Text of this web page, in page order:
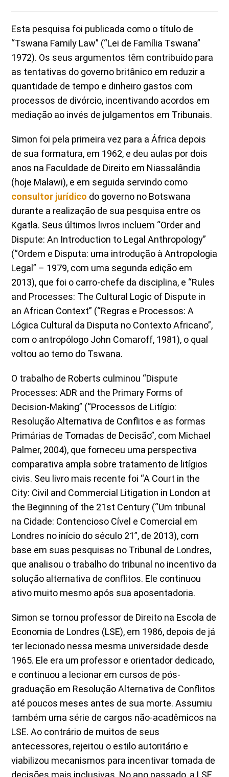
Esta pesquisa foi publicada como o título de
“Tswana Family Law” (“Lei de Família Tswana”
1972). Os seus argumentos têm contribuído para
as tentativas do governo britânico em reduzir a
quantidade de tempo e dinheiro gastos com
processos de divórcio, incentivando acordos em
mediação ao invés de julgamentos em Tribunais.
Simon foi pela primeira vez para a África depois
de sua formatura, em 1962, e deu aulas por dois
anos na Faculdade de Direito em Niassalândia
(hoje Malawi), e em seguida servindo como
consultor jurídico do governo no Botswana
durante a realização de sua pesquisa entre os
Kgatla. Seus últimos livros incluem “Order and
Dispute: An Introduction to Legal Anthropology”
(“Ordem e Disputa: uma introdução à Antropologia
Legal” – 1979, com uma segunda edição em
2013), que foi o carro-chefe da disciplina, e “Rules
and Processes: The Cultural Logic of Dispute in
an African Context” (“Regras e Processos: A
Lógica Cultural da Disputa no Contexto Africano”,
com o antropólogo John Comaroff, 1981), o qual
voltou ao temo do Tswana.
O trabalho de Roberts culminou “Dispute
Processes: ADR and the Primary Forms of
Decision-Making” (“Processos de Litígio:
Resolução Alternativa de Conflitos e as formas
Primárias de Tomadas de Decisão”, com Michael
Palmer, 2004), que forneceu uma perspectiva
comparativa ampla sobre tratamento de litígios
civis. Seu livro mais recente foi “A Court in the
City: Civil and Commercial Litigation in London at
the Beginning of the 21st Century (“Um tribunal
na Cidade: Contencioso Cível e Comercial em
Londres no início do século 21”, de 2013), com
base em suas pesquisas no Tribunal de Londres,
que analisou o trabalho do tribunal no incentivo da
solução alternativa de conflitos. Ele continuou
ativo muito mesmo após sua aposentadoria.
Simon se tornou professor de Direito na Escola de
Economia de Londres (LSE), em 1986, depois de já
ter lecionado nessa mesma universidade desde
1965. Ele era um professor e orientador dedicado,
e continuou a lecionar em cursos de pós-
graduação em Resolução Alternativa de Conflitos
até poucos meses antes de sua morte. Assumiu
também uma série de cargos não-acadêmicos na
LSE. Ao contrário de muitos de seus
antecessores, rejeitou o estilo autoritário e
viabilizou mecanismos para incentivar tomada de
decisões mais inclusivas. No ano passado, a LSE